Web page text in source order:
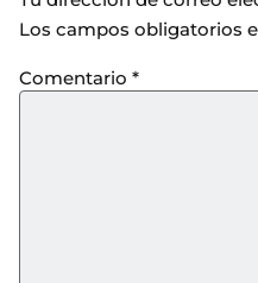
Los campos obligatorios
Comentario *